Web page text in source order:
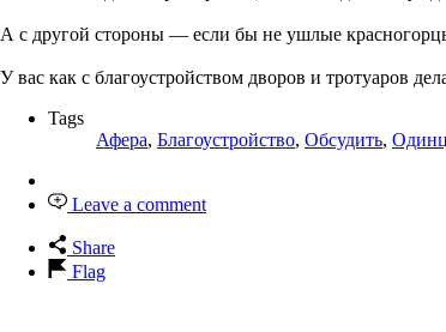
А с другой стороны — если бы не ушлые
У вас как с благоустройством дворов и тротуаров
Tags
Афера, Благоустройство, Обсудить,
Leave a comment
Share
Flag